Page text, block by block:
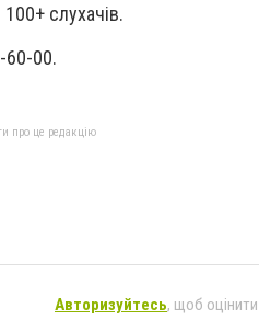
слухачів.
60-00.
про це редакцію
Авторизуйтесь, щоб оцінити